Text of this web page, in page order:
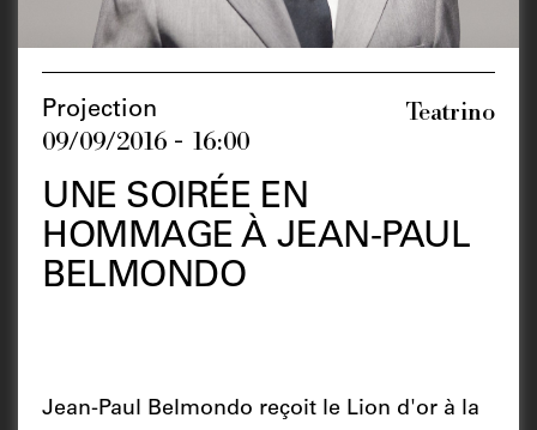
Projection
09/09/2016 - 16:00
Teatrino
UNE SOIRÉE EN
HOMMAGE À JEAN-PAUL
BELMONDO
Jean-Paul Belmondo reçoit le Lion d'or à la